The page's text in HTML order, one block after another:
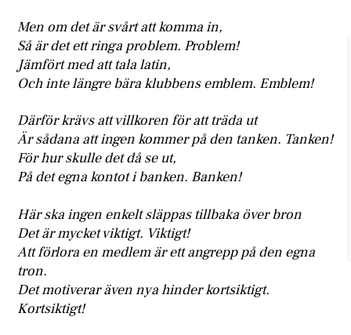
Men om det är svårt att komma in,
Så är det ett ringa problem. Problem!
Jämfört med att tala latin,
Och inte längre bära klubbens emblem. Emblem!
Därför krävs att villkoren för att träda ut
Är sådana att ingen kommer på den tanken. Tanken!
För hur skulle det då se ut,
På det egna kontot i banken. Banken!
Här ska ingen enkelt släppas tillbaka över bron
Det är mycket viktigt. Viktigt!
Att förlora en medlem är ett angrepp på den egna
tron.
Det motiverar även nya hinder kortsiktigt.
Kortsiktigt!